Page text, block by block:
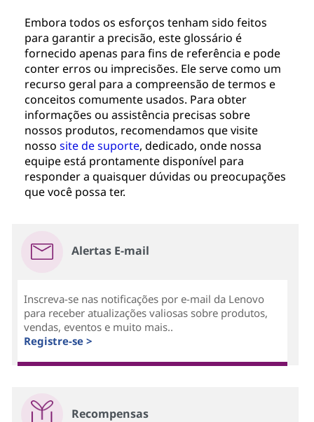
Embora todos os esforços tenham sido feitos
para garantir a precisão, este glossário é
fornecido apenas para fins de referência e pode
conter erros ou imprecisões. Ele serve como um
recurso geral para a compreensão de termos e
conceitos comumente usados. Para obter
informações ou assistência precisas sobre
nossos produtos, recomendamos que visite
nossosite de suporte, dedicado, onde nossa
equipe está prontamente disponível para
responder a quaisquer dúvidas ou preocupações
que você possa ter.
Alertas E-mail
Inscreva-se nas notificações por e-mail da Lenovo
para receber atualizações valiosas sobre produtos,
vendas, eventos e muito mais..
Registre-se >
Recompensas